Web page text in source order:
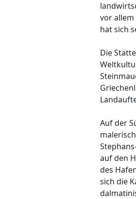
vor
hat sich
Die
Auf der
auf den
des
sich die